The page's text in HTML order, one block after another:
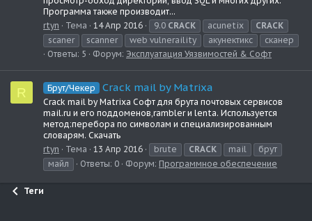
Программа также производит...
rtyn
Тема 14 Апр 2016 9.0 CRACK acunetix
CRACK
scaner
scanner web vulneraility акунектикс
сканер
Ответы: 5
Форум: Эксплуатация Уязвимостей & Софт
R Брут/Чекер Crack mail by Matrixa
Crack mail by Matrixa Софт для брута почтовых сервисов
mail.ru и его поддоменов,rambler и lenta. Используется
метод:перебора по символам и специализированным
словарям. Скачать
rtyn
Тема 13 Апр 2016 brute CRACK mail
брут
майл
Ответы: 0 Форум: Программное обеспечение
Теги